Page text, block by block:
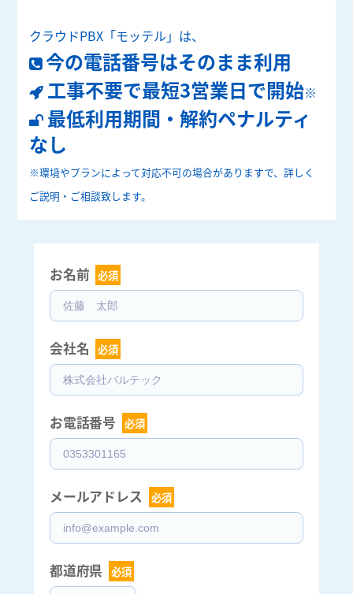
クラウドPBX「モッテル」は、
今の電話番号はそのまま利用
工事不要で最短3営業日で開始※
最低利用期間・解約ペナルティ
なし
※環境やプランによって対応不可の場合がありますで、詳しく
ご説明・ご相談致します。
お名前 必須
会社名 必須
お電話番号 必須
メールアドレス 必須
都道府県 必須